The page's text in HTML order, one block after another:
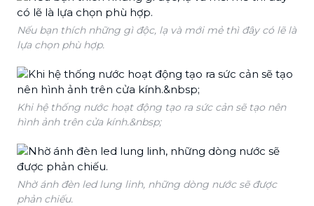
Nếu bạn thích những gì độc, lạ và mới mẻ thì đây có lẽ là
lựa chọn phù hợp.
Khi hệ thống nước hoạt động tạo ra sức cản sẽ tạo nên
hình ảnh trên cửa kính.&nbsp;
Nhờ ánh đèn led lung linh, những dòng nước sẽ được
phản chiếu.